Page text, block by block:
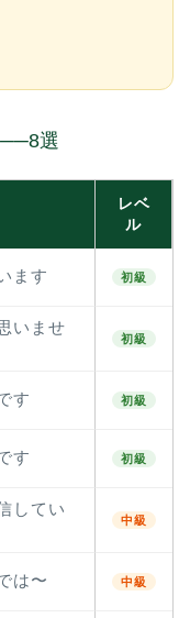
選
レベ
ル
ます 初級
いませ
初級
す 初級
す 初級
してい
中級
は〜 中級